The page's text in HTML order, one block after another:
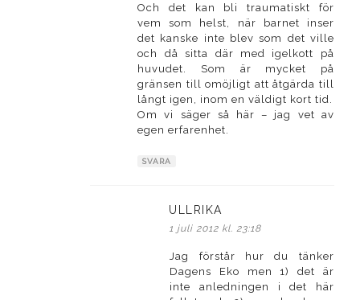
Och det kan bli traumatiskt för
vem som helst, när barnet inser
det kanske inte blev som det ville
och då sitta där med igelkott på
huvudet. Som är mycket på
gränsen till omöjligt att åtgärda till
långt igen, inom en väldigt kort tid.
Om vi säger så här – jag vet av
egen erfarenhet.
SVARA
ULLRIKA
1 juli 2012 kl. 23:18
Jag förstår hur du tänker
Dagens Eko men 1) det är
inte anledningen i det här